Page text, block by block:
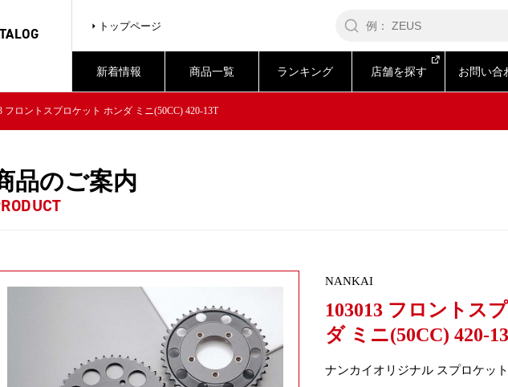
トップページ
新着情報 商品一覧 ランキング 店舗を探す お問い合
フロントスプロケット ホンダ ミニ(50CC) 420-13T
品のご案内
NANKAI
103013 フロントス
ダ ミニ(50CC) 420-
ナンカイオリジナル スプロケッ